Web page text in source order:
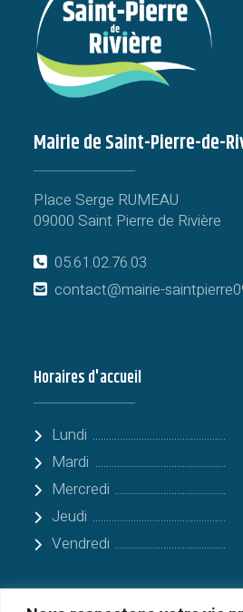
Mairie de Saint-Pierre-de-
Place Serge RUMEAU
09000 Saint Pierre de Rivière
05.61.02.76.03
contact@mairie-
Horaires d'accueil
Lundi
Mardi
Mercredi
Jeudi
Vendredi